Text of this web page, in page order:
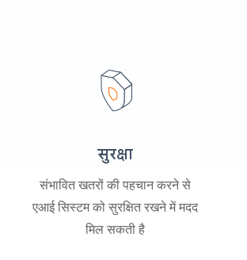
सुरक्षा
संभावित खतरों की पहचान करने से
एआई सिस्टम को सुरक्षित रखने में मदद
मिल सकती है